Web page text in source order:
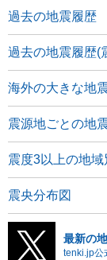
過去の地震履歴
過去の地震履歴(
海外の大きな地
震源地ごとの地
震度3以上の地
震央分布図
最新の
tenki.jp公